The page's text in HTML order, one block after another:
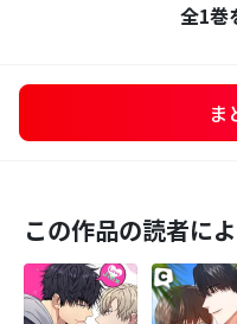
全1巻
ま
この作品の読者に